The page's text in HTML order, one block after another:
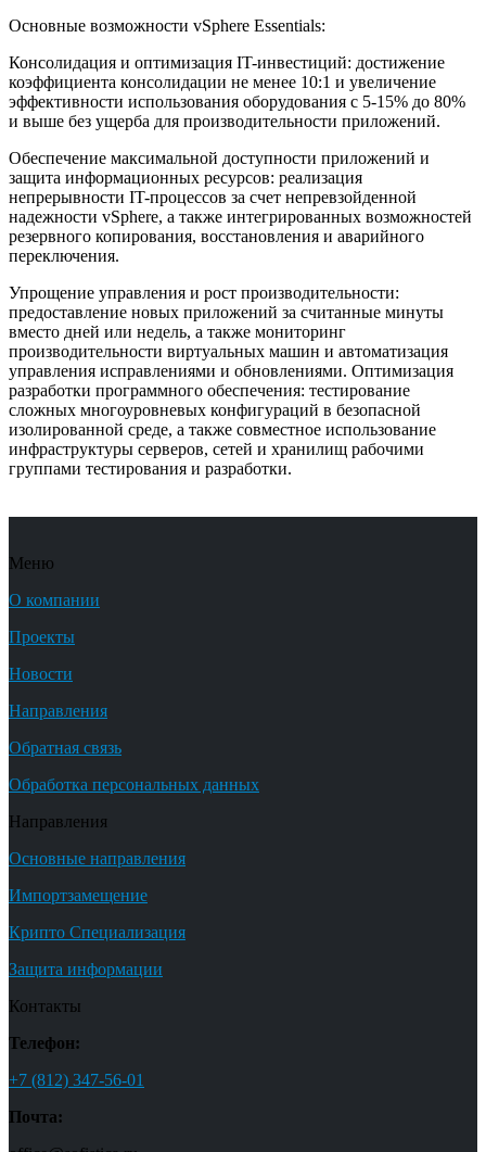
Основные возможности vSphere Essentials:
Консолидация и оптимизация IT-инвестиций: достижение
коэффициента консолидации не менее 10:1 и увеличение
эффективности использования оборудования с 5-15% до 80%
и выше без ущерба для производительности приложений.
Обеспечение максимальной доступности приложений и
защита информационных ресурсов: реализация
непрерывности IT-процессов за счет непревзойденной
надежности vSphere, а также интегрированных возможностей
резервного копирования, восстановления и аварийного
переключения.
Упрощение управления и рост производительности:
предоставление новых приложений за считанные минуты
вместо дней или недель, а также мониторинг
производительности виртуальных машин и автоматизация
управления исправлениями и обновлениями. Оптимизация
разработки программного обеспечения: тестирование
сложных многоуровневых конфигураций в безопасной
изолированной среде, а также совместное использование
инфраструктуры серверов, сетей и хранилищ рабочими
группами тестирования и разработки.
Меню
О компании
Проекты
Новости
Направления
Обратная связь
Обработка персональных данных
Направления
Основные направления
Импортзамещение
Крипто Специализация
Защита информации
Контакты
Телефон:
+7 (812) 347-56-01
Почта: